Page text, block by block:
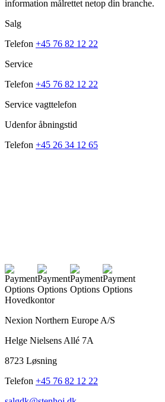
information målrettet netop din branche.
Salg
Telefon +45 76 82 12 22
Service
Telefon +45 76 82 12 22
Service vagttelefon
Udenfor åbningstid
Telefon +45 26 34 12 65
Hovedkontor
Nexion Northern Europe A/S
Helge Nielsens Allé 7A
8723 Løsning
Telefon +45 76 82 12 22